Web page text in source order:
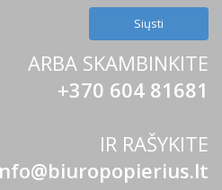
ARBA SKAMBINKITE
+370 604 81681
IR RAŠYKITE